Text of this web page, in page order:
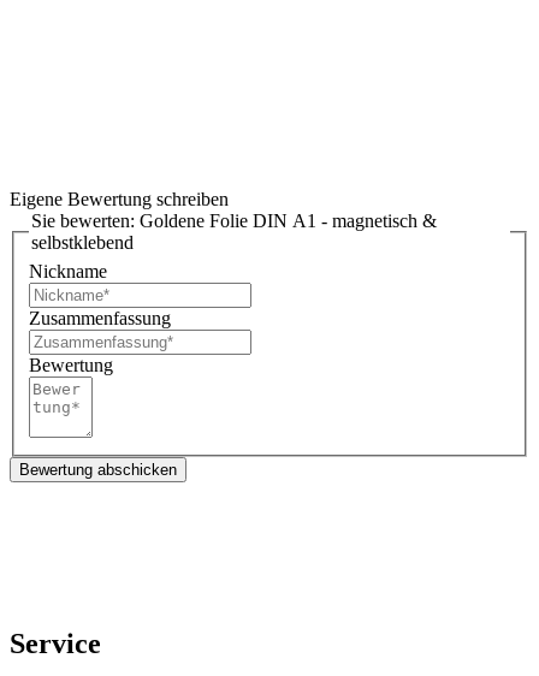
Eigene Bewertung schreiben
Sie bewerten: Goldene Folie DIN A1 - magnetisch &
selbstklebend
Nickname
Zusammenfassung
Bewertung
Bewertung abschicken
Service